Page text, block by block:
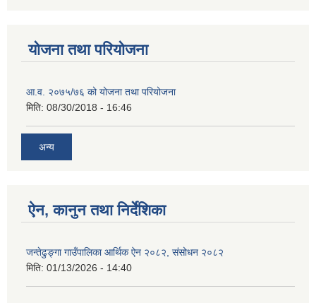
योजना तथा परियोजना
आ.व. २०७५/७६ को योजना तथा परियोजना
मिति: 08/30/2018 - 16:46
अन्य
ऐन, कानुन तथा निर्देशिका
जन्तेढुङ्गा गाउँपालिका आर्थिक ऐन २०८२, संसोधन २०८२
मिति: 01/13/2026 - 14:40